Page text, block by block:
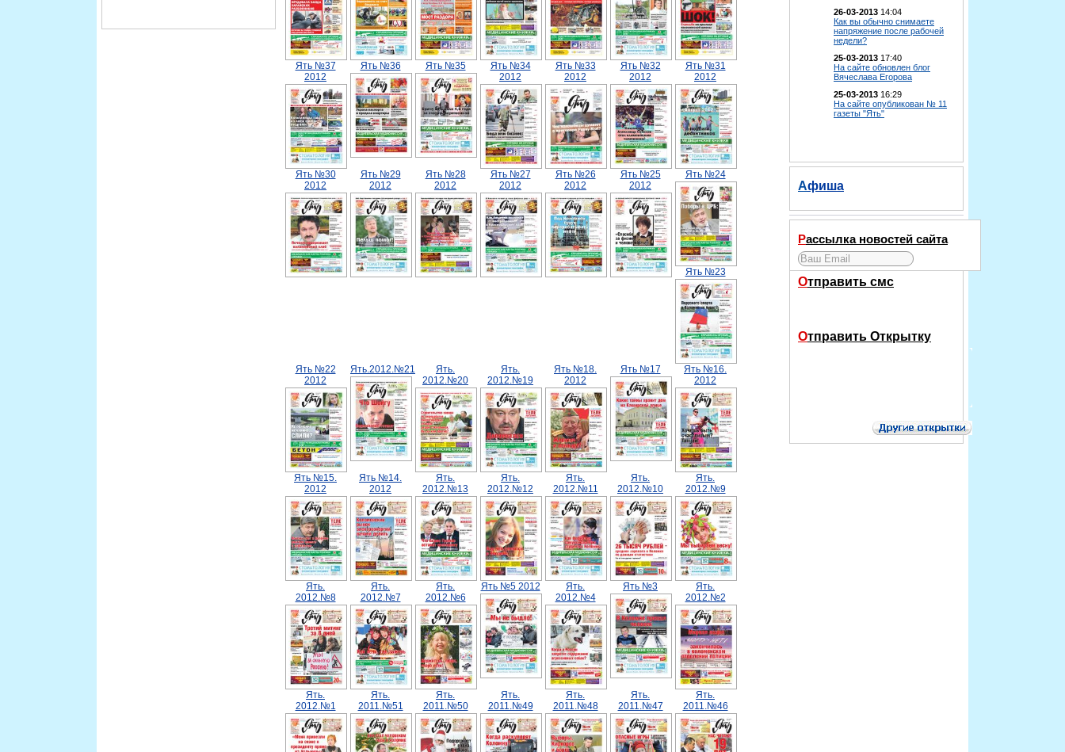
Ять №37
2012
Ять №36 Ять №35
Ять №34
2012
Ять №33
2012
Ять №32
2012
Ять №31
2012
Ять №30
2012
Ять №29
2012
Ять №28
2012
Ять №27
2012
Ять №26
2012
Ять №25
2012
Ять №24
Ять №23
Ять №22
2012
Ять.2012.№21
Ять.
2012.№20
Ять.
2012.№19
Ять №18.
2012
Ять №17
Ять №16.
2012
Ять №15.
2012
Ять №14.
2012
Ять.
2012.№13
Ять.
2012.№12
Ять.
2012.№11
Ять.
2012.№10
Ять.
2012.№9
Ять.
2012.№8
Ять.
2012.№7
Ять.
2012.№6
Ять №5 2012
Ять.
2012.№4
Ять №3
Ять.
2012.№2
Ять.
2012.№1
Ять.
2011.№51
Ять.
2011.№50
Ять.
2011.№49
Ять.
2011.№48
Ять.
2011.№47
Ять.
2011.№46
26-03-2013 14:04
Как вы обычно снимаете
напряжение после рабочей
недели?
25-03-2013 17:40
На сайте обновлен блог
Вячеслава Егорова
25-03-2013 16:29
На сайте опубликован № 11
газеты "Ять"
Афиша
Рассылка новостей сайта
Отправить смс
Отправить Открытку